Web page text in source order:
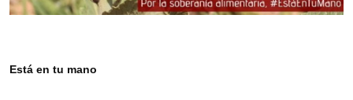
Está en tu mano